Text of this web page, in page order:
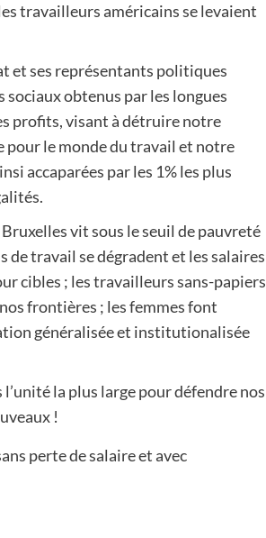
travailleurs américains se levaient
et ses représentants politiques
obtenus par les longues
profits, visant à détruire notre
pour le monde du travail et notre
accaparées par les 1% les plus
vit sous le seuil de pauvreté
de travail se dégradent et les salaires
cibles ; les travailleurs sans-papiers
frontières ; les femmes font
généralisée et institutionalisée
la plus large pour défendre nos
!
perte de salaire et avec